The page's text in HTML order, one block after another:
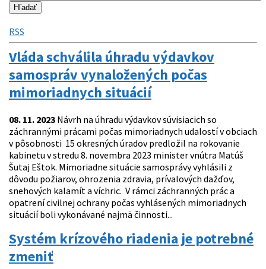
RSS
Vláda schválila úhradu výdavkov
samospráv vynaložených počas
mimoriadnych situácií
08. 11. 2023 Návrh na úhradu výdavkov súvisiacich so
záchrannými prácami počas mimoriadnych udalostí v obciach
v pôsobnosti 15 okresných úradov predložil na rokovanie
kabinetu v stredu 8. novembra 2023 minister vnútra Matúš
Šutaj Eštok. Mimoriadne situácie samosprávy vyhlásili z
dôvodu požiarov, ohrozenia zdravia, prívalových dažďov,
snehových kalamít a víchric. V rámci záchranných prác a
opatrení civilnej ochrany počas vyhlásených mimoriadnych
situácií boli vykonávané najmä činnosti...
Systém krízového riadenia je potrebné
zmeniť